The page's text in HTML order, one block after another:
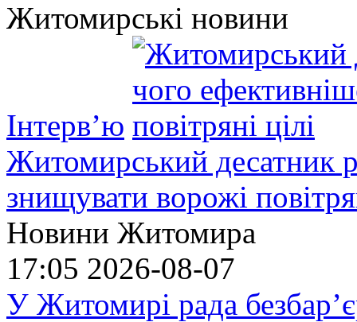
Житомирські новини
Інтерв’ю
Житомирський десатник
знищувати ворожі
Новини Житомира
17:05 2026-08-07
У Житомирі рада